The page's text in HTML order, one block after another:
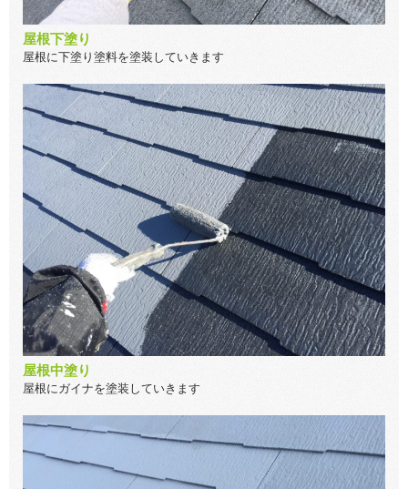
屋根下塗り
屋根に下塗り塗料を塗装していきます
屋根中塗り
屋根にガイナを塗装していきます